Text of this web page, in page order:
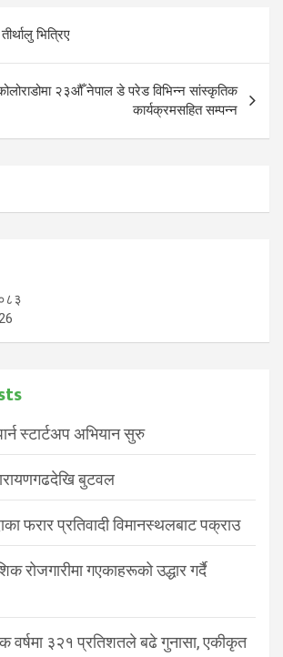
भित्रिए
२३औँ नेपाल डे परेड विभिन्न सांस्कृतिक
कार्यक्रमसहित सम्पन्न
स्टार्टअप अभियान सुरु
बुटवल
फरार प्रतिवादी विमानस्थलबाट पक्राउ
रोजगारीमा गएकाहरूको उद्धार गर्दै
वर्षमा ३२१ प्रतिशतले बढे गुनासा, एकीकृत